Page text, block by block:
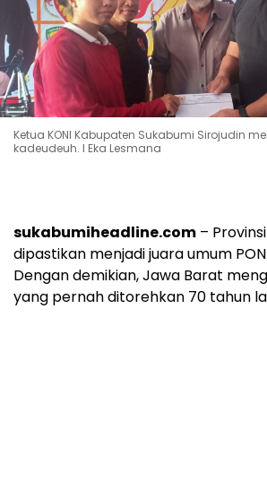
Ketua KONI Kabupaten Sukabumi Sirojudin
kadeudeuh. l Eka Lesmana
sukabumiheadline.com –
dipastikan menjadi juara umum PON
Dengan demikian, Jawa Barat
yang pernah ditorehkan 70 tahun